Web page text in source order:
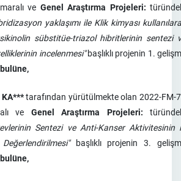
ve Genel Araştırma Projeleri:
yaklaşımı ile Klik kimyası
sübstitüe-triazol hibritlerinin sentezi
incelenmesi"başlıklı projenin 1.
KA***tarafından yürütülmekte olan 2022-FM-
ve Genel Araştırma Projeleri:
Sentezi ve Anti-Kanser Aktivitesinin
başlıklı projenin 3.